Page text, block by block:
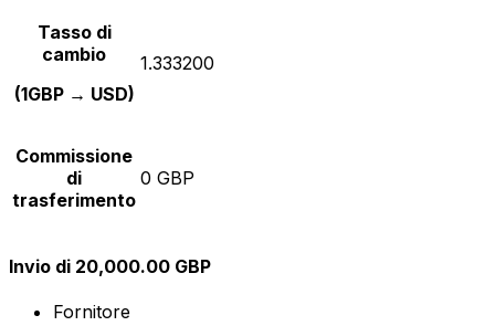
Tasso di
cambio
(1GBP → USD)
1.333200
Commissione
di
trasferimento
0 GBP
Invio di 20,000.00 GBP
Fornitore